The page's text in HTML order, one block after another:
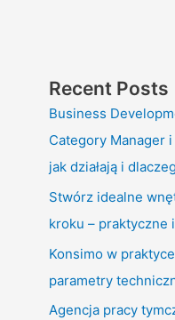
Recent Posts
Business
Category Manager
jak działają i
Stwórz idealne
kroku – praktyczne
Konsimo w
parametry
Agencja pracy